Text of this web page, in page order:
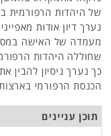
של היהדות הרפורמית
נערך דיון אודות
מעמדה של האישה
שחוללה היהדות
כך נערך ניסיון להבין
הכנסת הרפורמי
תוכן עניינים